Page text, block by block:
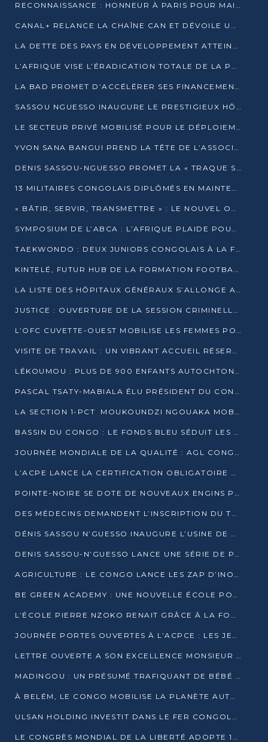
RECONNAISSANCE : HONNEUR À PARIS POUR MAIXENT RAOUL OMINGA
CANAL+ RELANCE LA CHAÎNE CAN ET DÉVOILE UNE OFFRE EXCEPTIONNELLE POUR DÉCEMBRE
LA DETTE DES PAYS EN DÉVELOPPEMENT ATTEINT UN SOMMET HISTORIQUE ENTRE 2022 ET 2024
L’AFRIQUE VISE L’ÉRADICATION TOTALE DE LA POLIOMYÉLITE D’ICI 2026
LA BAD PROMET D’ACCÉLÉRER SES FINANCEMENTS AVEC LE MINISTÈRE DE L’ASSAINISSEMENT
SASSOU NGUESSO INAUGURE LE PRESTIGIEUX HÔTEL KEMPINSKI BRAZZAVILLE
LE SECTEUR PRIVÉ MOBILISÉ POUR LE DÉPLOIEMENT DE 19 MINI-CENTRALES SOLAIRES
YVON SANA BANGUI PREND LA TÊTE DE L’ASSOCIATION DES BANQUES CENTRALES AFRICAINES
DENIS SASSOU-NGUESSO PROMET LA « TRAQUE SANS RELÂCHE » DU GRAND BANDITISME
13 MILITAIRES CONGOLAIS DIPLÔMÉS EN MAINTENANCE INDUSTRIELLE APRÈS TROIS ANS DE FORMATION À L’UNIVERSITÉ MARIEN-NGOUABI
« BÂTIR, SERVIR, TRANSMETTRE » : LE NOUVEL OUVRAGE QUI INTERPELLE LES COLLECTIVITÉS
SYMPOSIUM DE L’ABCA : L’AFRIQUE PLAIDE POUR UN FINANCEMENT CLIMATIQUE ÉQUITABLE
TAEKWONDO : DEUX JUNIORS CONGOLAIS À LA FINALE D’OPEN SYRIES 2025 À ABIDJAN
KINTELÉ, FUTUR HUB DE LA FORMATION FOOTBALLISTIQUE AFRICAINE ?
LA LISTE DES HÔPITAUX GÉNÉRAUX S’ALLONGE AU CONGO
JUSTICE : OUVERTURE DE LA SESSION CRIMINELLE À BRAZZAVILLE AVEC 52 DOSSIERS AU RÔLE
L’OFC CUVETTE-OUEST MOBILISE LES FEMMES POUR ACCUEILLIR LE PRÉSIDENT DE LA RÉPUBLIQUE
VISITE DE TRAVAIL : UN VIBRANT ACCUEIL RÉSERVÉ À DENIS SASSOU-N’GUESSO PAR L’ASSOCIATION « LES AMIS DE WOMO »
LÉKOUMOU : PLUS DE 900 ENFANTS AUTOCHTONES REÇOIVENT DES KITS SCOLAIRES GRÂCE À L’ESPACE OPOKO
PASCAL TSATY-MABIALA ÉLU PRÉSIDENT DU CONSEIL NATIONAL DE L’UPADS
LA SECTION 1-PCT MOUKOUNDZI NGOUAKA MOBILISE 100 000 FCFA POUR LE 6ᵉ CONGRÈS DU PARTI
BASSIN DU CONGO : LE FONDS BLEU SÉDUIT LES BAILLEURS À BELÉM
JOURNÉE MONDIALE DE LA QUALITÉ : AGL CONGO FORME ET SENSIBILISE LES JEUNES TALENTS
L’ACPE LANCE LA CERTIFICATION OBLIGATOIRE DES CONTRATS DE TRAVAIL DES TRANSPORTEURS
POINTE-NOIRE SE DOTE DE NOUVEAUX ENGINS POUR L’ASSAINISSEMENT ET L’ENTRETIEN ROUTIER
DES MÉDECINS DEMANDENT L’INSCRIPTION DU TRAITEMENT DU PIED-BOT DANS LES CURSUS UNIVERSITAIRES
DÉNIS SASSOU N’GUESSO INAUGURE L’USINE DE VALORISATION DU GAZ ASSOCIÉ
DENIS SASSOU-N’GUESSO LANCE UNE SÉRIE DE PROJETS DANS LE KOUILOU
AGRICULTURE : LE CONGO LANCE LES ZAP D’INONI ET YONO
BE GREEN ACADEMY : UNE NOUVELLE ÉCOLE POUR LES MÉTIERS DE L’ÉCOLOGIE À POINTE-NOIRE
L’ÉCOLE PIERRE NZOKO RENAIT GRÂCE À LA FONDATION MUCODEC
JOURNÉE PORTES OUVERTES À L’ACPCE : LES JEUNES EN IMMERSION DANS L’ENTREPRISE
LETTRE OUVERTE A SON EXCELLENCE MONSIEUR DENIS SASSOU NGUESSO, PRESIDENT DE LAREPUBLIQUE DU CONGO
MADINGOU : UN PRÉSUMÉ TRAFIQUANT DE BÉBÉ CHIMPANZÉ FIXÉ SUR SON SORT LE 20 NOVEMBRE
À BELÉM, LE CONGO MOBILISE LA PLANÈTE AUTOUR DU FONDS BLEU POUR LE BASSIN DU CONGO
ULSAN HOLDING INVESTIT DANS LE FER CONGOLAIS
LE CONGRÈS MONDIAL DE LA LIBERTÉ ADOPTE 14 RÉSOLUTIONS HISTORIQUES